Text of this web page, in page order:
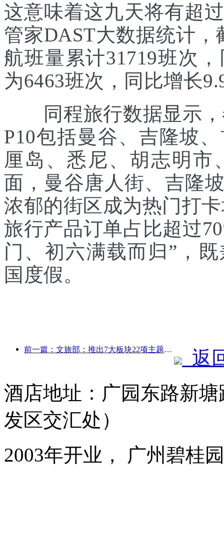
这意味着这九天将有超
管家DAST大数据统计
航班量累计31719班次
为6463班次，同比增长
同程旅行数据显示，
P10包括曼谷、吉隆坡
厘岛、悉尼、胡志明市
面，曼谷唐人街、吉隆
浓郁的街区成为热门打
旅行产品订单占比超过
门、初六满载而归”，
国度假。
前一篇：文旅部：推出7大板块22项主题活动
返
酒店地址：广园东路新
发区交汇处）
2003年开业， 广州碧